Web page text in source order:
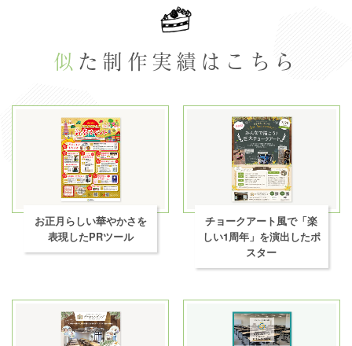
似た制作実績はこちら
お正月らしい華やかさを
表現したPRツール
チョークアート風で「楽
しい1周年」を演出したポ
スター